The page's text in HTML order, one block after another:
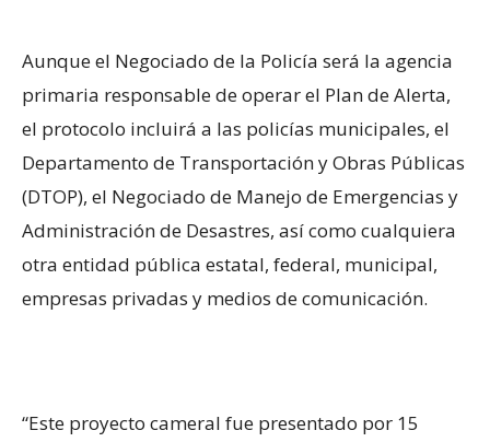
Aunque el Negociado de la Policía será la agencia
primaria responsable de operar el Plan de Alerta,
el protocolo incluirá a las policías municipales, el
Departamento de Transportación y Obras Públicas
(DTOP), el Negociado de Manejo de Emergencias y
Administración de Desastres, así como cualquiera
otra entidad pública estatal, federal, municipal,
empresas privadas y medios de comunicación.
“Este proyecto cameral fue presentado por 15